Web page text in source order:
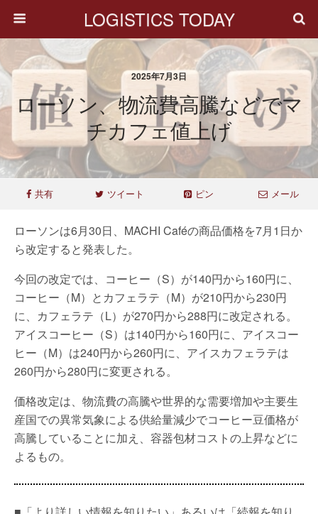
LOGISTICS TODAY
2025年7月3日
ローソン、物流費高騰などでマ
チカフェ値上げ
共有 ツイート ピン メール
ローソンは6月30日、MACHI Caféの商品価格を7月1日か
ら改定すると発表した。
今回の改定では、コーヒー（S）が140円から160円に、
コーヒー（M）とカフェラテ（M）が210円から230円
に、カフェラテ（L）が270円から288円に改定される。
アイスコーヒー（S）は140円から160円に、アイスコー
ヒー（M）は240円から260円に、アイスカフェラテは
260円から280円に変更される。
価格改定は、物流費の高騰や世界的な需要増加や主要生
産国での異常気象による供給量減少でコーヒー豆価格が
高騰していることに加え、容器包材コストの上昇などに
よるもの。